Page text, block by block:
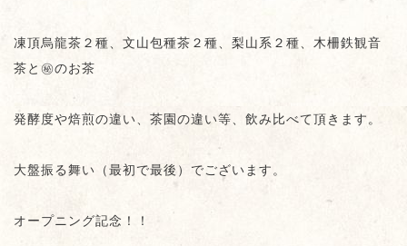
凍頂烏龍茶２種、文山包種茶２種、梨山系２種、木柵鉄観音
茶と㊙︎のお茶
発酵度や焙煎の違い、茶園の違い等、飲み比べて頂きます。
大盤振る舞い（最初で最後）でございます。
オープニング記念！！